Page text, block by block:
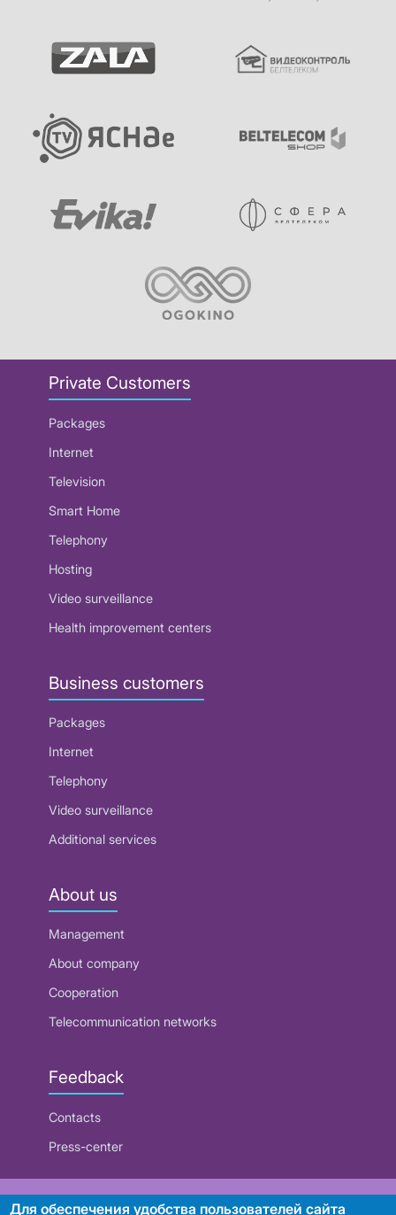
Private Customers
Packages
Internet
Television
Smart Home
Telephony
Hosting
Video surveillance
Health improvement centers
Business customers
Packages
Internet
Telephony
Video surveillance
Additional services
About us
Management
About company
Cooperation
Telecommunication networks
Feedback
Contacts
Press-center
RUE "Beltelecom"
Для обеспечения удобства пользователей сайта